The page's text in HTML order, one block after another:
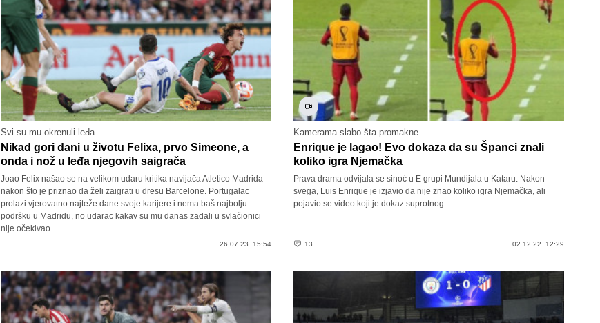
Svi su mu okrenuli leđa
Nikad gori dani u životu Felixa, prvo Simeone, a
onda i nož u leđa njegovih saigrača
Joao Felix našao se na velikom udaru kritika navijača Atletico Madrida
nakon što je priznao da želi zaigrati u dresu Barcelone. Portugalac
prolazi vjerovatno najteže dane svoje karijere i nema baš najbolju
podršku u Madridu, no udarac kakav su mu danas zadali u svlačionici
nije očekivao.
26.07.23. 15:54
Kamerama slabo šta promakne
Enrique je lagao! Evo dokaza da su Španci znali
koliko igra Njemačka
Prava drama odvijala se sinoć u E grupi Mundijala u Kataru. Nakon
svega, Luis Enrique je izjavio da nije znao koliko igra Njemačka, ali
pojavio se video koji je dokaz suprotnog.
13 02.12.22. 12:29